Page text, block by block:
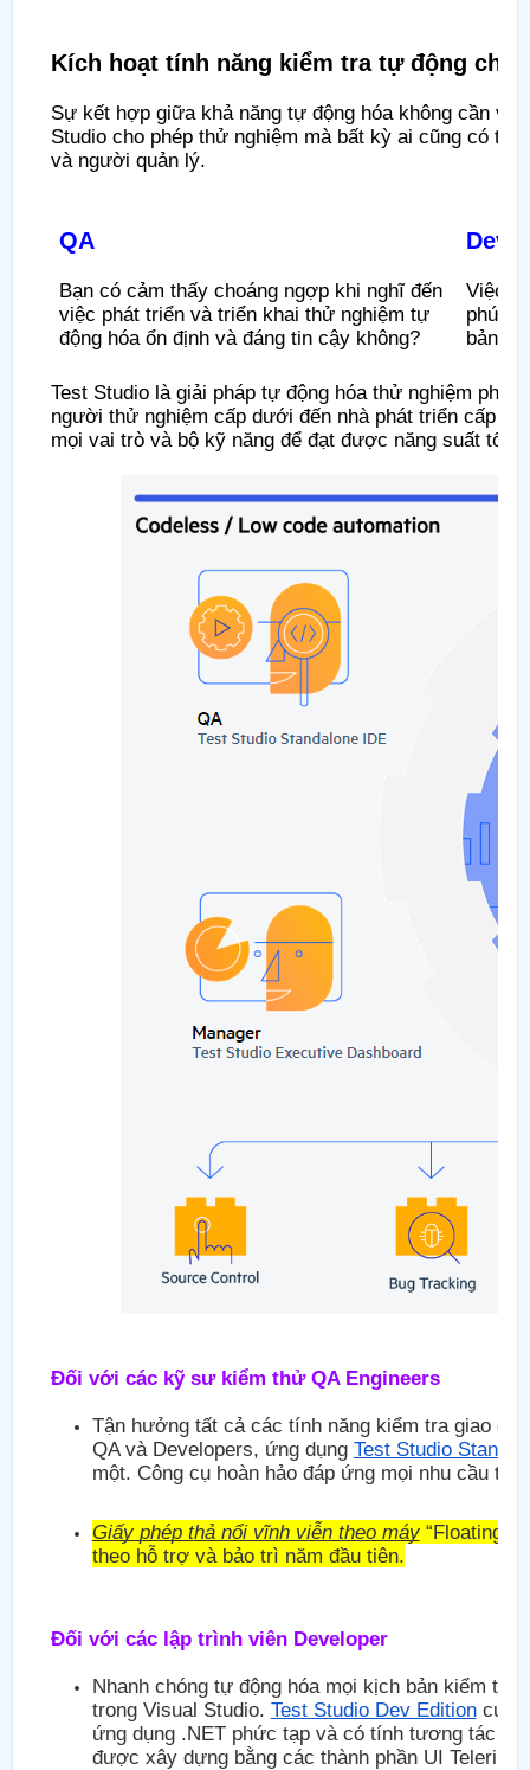
Kích hoạt tính năng kiểm tra tự động
Sự kết hợp giữa khả năng tự động hóa không cần
Studio cho phép thử nghiệm mà bất kỳ ai cũng có
và người quản lý.
QA
Bạn có cảm thấy choáng ngợp khi nghĩ đến
việc phát triển và triển khai thử nghiệm tự
động hóa ổn định và đáng tin cậy không?
Việc
phức
bản
Test Studio là giải pháp tự động hóa thử nghiệm
người thử nghiệm cấp dưới đến nhà phát triển cấp
mọi vai trò và bộ kỹ năng để đạt được năng suất tối
Đối với các kỹ sư kiểm thử QA Engineers
Tận hưởng tất cả các tính năng kiểm tra giao
QA và Developers, ứng dụng Test Studio
một. Công cụ hoàn hảo đáp ứng mọi nhu cầu
Giấy phép thả nổi vĩnh viễn theo máy“Floating
theo hỗ trợ và bảo trì năm đầu tiên.
Đối với các lập trình viên Developer
Nhanh chóng tự động hóa mọi kịch bản kiểm
trong Visual Studio. Test Studio Dev Editioncung
ứng dụng .NET phức tạp và có tính tương tác
được xây dựng bằng các thành phần UI Telerik